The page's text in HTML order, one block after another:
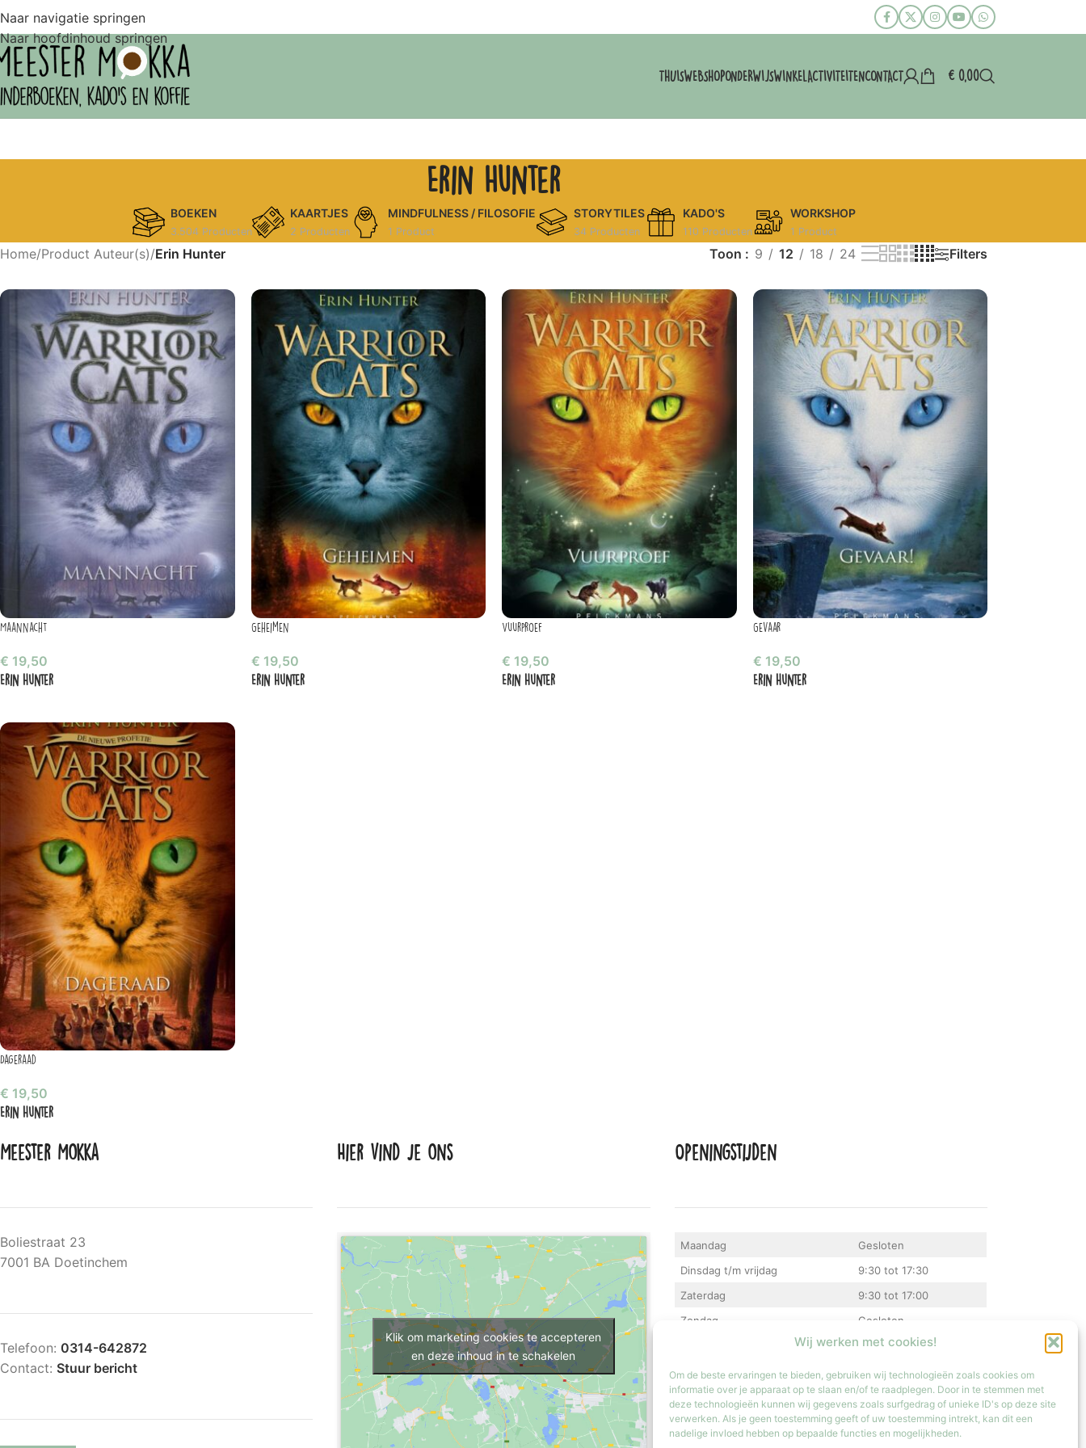
Wij werken met cookies!
Om de beste ervaringen te bieden, gebruiken wij technologieën zoals cookies om
informatie over je apparaat op te slaan en/of te raadplegen. Door in te stemmen met
deze technologieën kunnen wij gegevens zoals surfgedrag of unieke ID's op deze site
verwerken. Als je geen toestemming geeft of uw toestemming intrekt, kan dit een
nadelige invloed hebben op bepaalde functies en mogelijkheden.
Naar navigatie springen
Naar hoofdinhoud springen
THUISWEBSHOPONDERWIJSWINKELACTIVITEITENCONTACT €0,00
Erin Hunter
BOEKEN
3.504 Producten
KAARTJES
2 Producten
MINDFULNESS / FILOSOFIE
1 Product
STORYTILES
34 Producten
KADO'S
110 Producten
WORKSHOP
1 Product
Home/Product Auteur(s)/Erin Hunter Toon 9 12 18 24 Filters
Maannacht
€ 19,50
Erin Hunter
Geheimen
€ 19,50
Erin Hunter
Vuurproef
€ 19,50
Erin Hunter
Gevaar
€ 19,50
Erin Hunter
Dageraad
€ 19,50
Erin Hunter
Meester Mokka
Boliestraat 23
7001 BA Doetinchem
Telefoon: 0314-642872
Contact: Stuur bericht
Hier vind je ons
Klik om marketing cookies te accepteren
en deze inhoud in te schakelen
Openingstijden
Maandag
Gesloten
Dinsdag t/m vrijdag
9:30 tot 17:30
Zaterdag
9:30 tot 17:00
Zondag
Gesloten
Iedere laatste zondag van de maand van 12:00 tot 17:00